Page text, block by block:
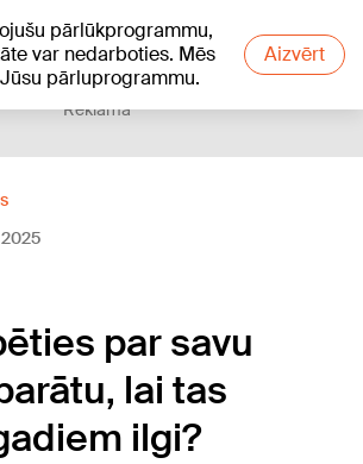
pārlūkprogrammu,
var nedarboties. Mēs
pārluprogrammu.
Aizvērt
°C
Reklāma
par savu
lai tas
ilgi?